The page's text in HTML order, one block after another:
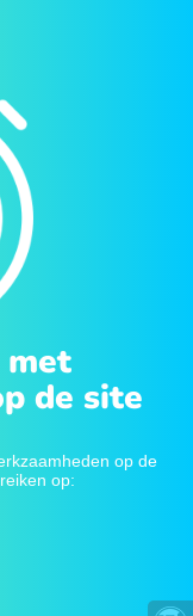
met
de site
op de
op: